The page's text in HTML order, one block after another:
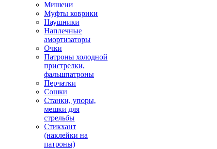
Мишени
Муфты коврики
Наушники
Наплечные
амортизаторы
Очки
Патроны холодной
пристрелки,
фальшпатроны
Перчатки
Сошки
Станки, упоры,
мешки для
стрельбы
Стикхант
(наклейки на
патроны)